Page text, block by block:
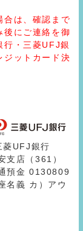
は、確認まで
後にご連絡を御
行・三菱UFJ銀
ジットカード決
菱UFJ銀行
支店（361）
預金 0130809
名義 カ）アウ